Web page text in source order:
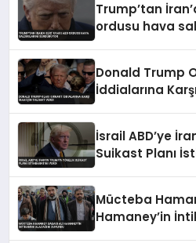
Trump’tan
ordusu hava
Donald Trump
İddialarına
İsrail ABD’ye
Suikast Planı
Mücteba
Hamaney’in